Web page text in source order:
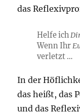
das
Helfe ich
Wenn Ihr
verletzt …
In der
das heißt, das
und das